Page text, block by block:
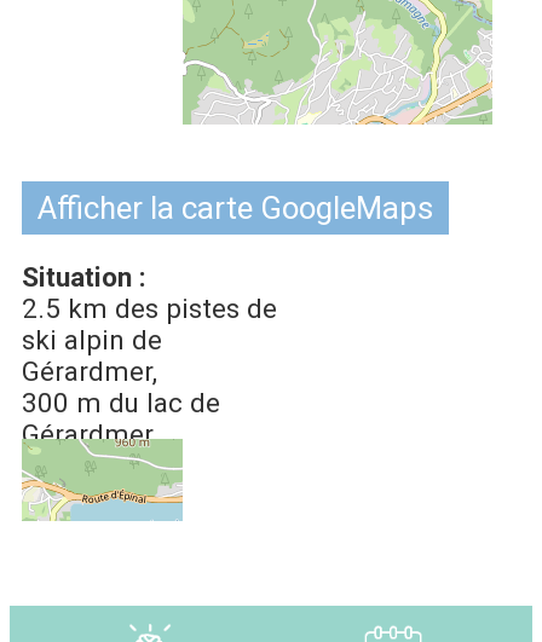
Afficher la carte GoogleMaps
Situation :
2.5 km des pistes de
ski alpin de
Gérardmer
300 m du lac de
Gérardmer
centre ville